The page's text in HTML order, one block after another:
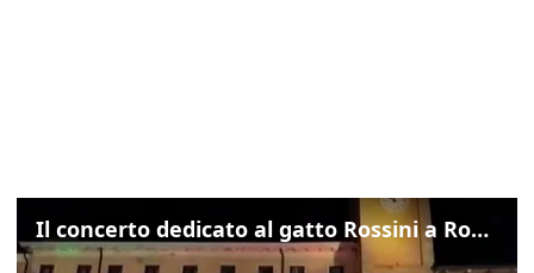
Il concerto dedicato al gatto Rossini a Rovigo: ecco un estratto